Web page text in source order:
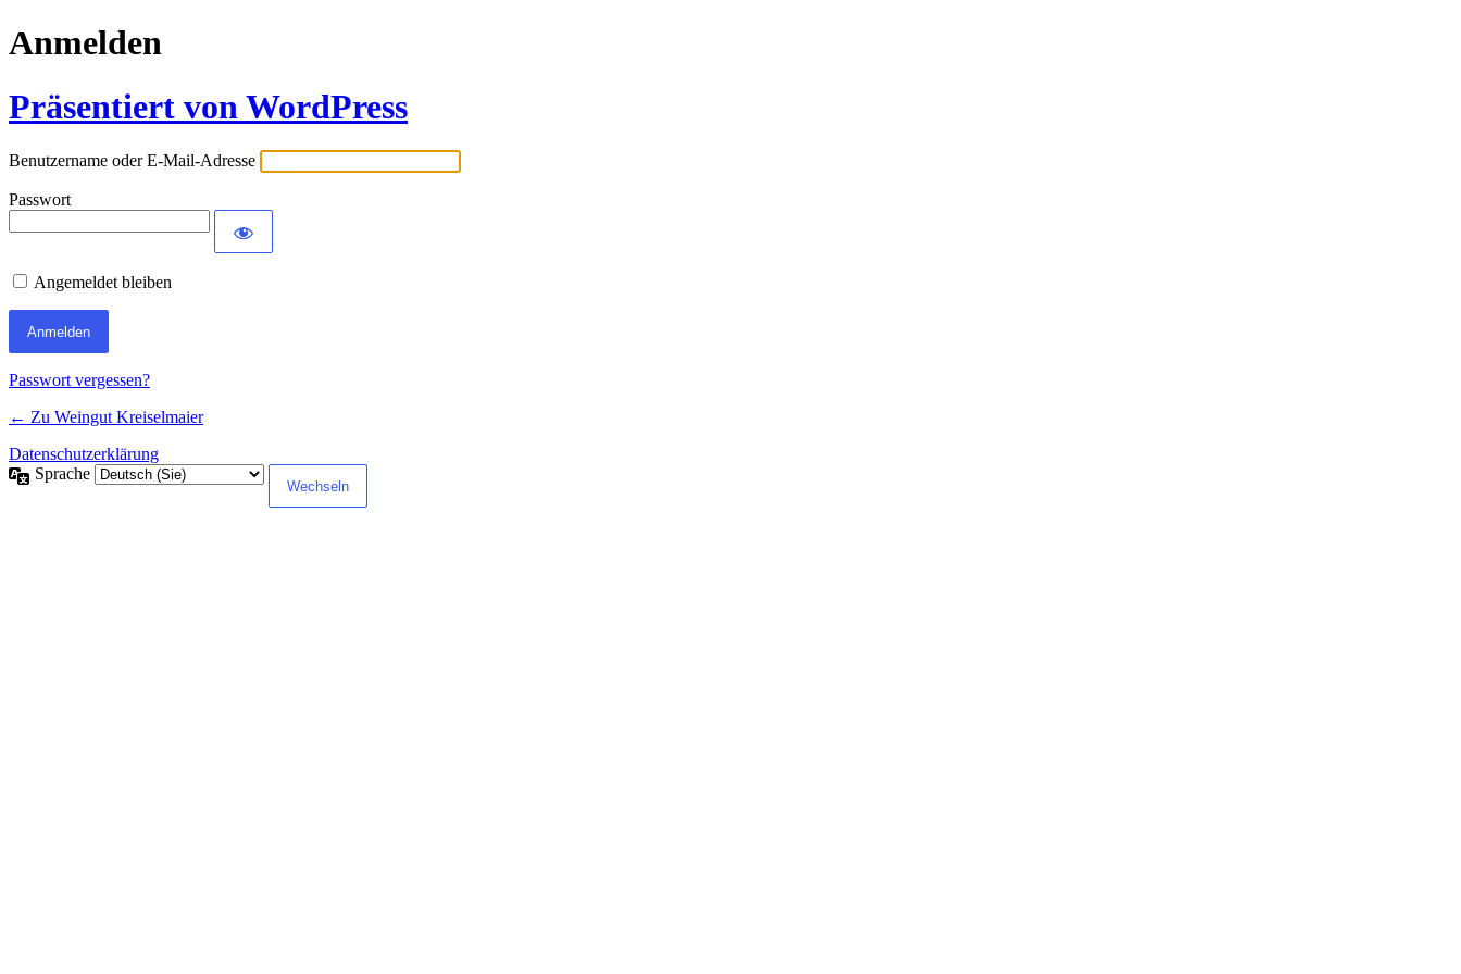
Anmelden
Präsentiert von WordPress
Benutzername oder E-Mail-Adresse
Passwort
Angemeldet bleiben
Passwort vergessen?
← Zu Weingut Kreiselmaier
Datenschutzerklärung
Sprache